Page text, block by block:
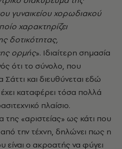
γυναικείου χορωδιακού
χαρακτηρίζει
δοτικότητας,
ορμής». Ιδιαίτερη σημασία
ότι το σύνολο, που
και διευθύνεται εδώ
καταφέρει τόσα πολλά
πλαίσιο.
της «αριστείας» ως κάτι που
την τέχνη, δηλώνει πως η
είναι ο ακροατής να φύγει